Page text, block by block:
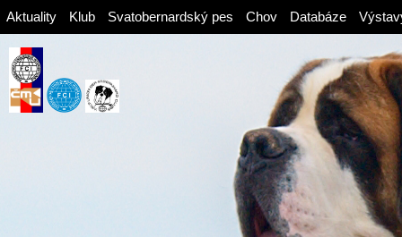
Aktuality Klub Svatobernardský pes Chov Databáze